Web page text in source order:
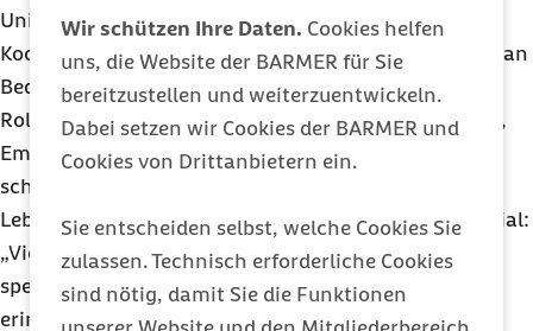
Wir schützen Ihre Daten. Cookies helfen
uns, die Website der BARMER für Sie
bereitzustellen und weiterzuentwickeln.
Dabei setzen wir Cookies der BARMER und
Cookies von Drittanbietern ein.
Sie entscheiden selbst, welche Cookies Sie
zulassen. Technisch erforderliche Cookies
sind nötig, damit Sie die Funktionen
Universitäten, mobile Spendeangebote oder
Kooperationen mit Unternehmen gewinnen deshalb an
Bedeutung. Auch soziale Medien spielen eine größere
Rolle. Persönliche Geschichten von Empfängerinnen,
Empfängern oder Spendern können Aufmerksamkeit
schaffen und zeigen, wie konkret eine Blutspende
Leben rettet. Dr. Marschall sieht darin großes Potenzial:
„Viele Menschen wären grundsätzlich bereit zu
spenden, wenn sie niedrigschwelliger informiert und
erinnert würden.“ Entscheidend sei oft weniger die